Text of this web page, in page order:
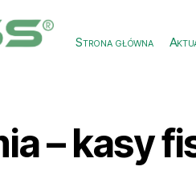
Strona główna
– kasy